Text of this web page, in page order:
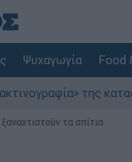
Ψυχαγωγία Food
της καταστροφής
τα σπίτια